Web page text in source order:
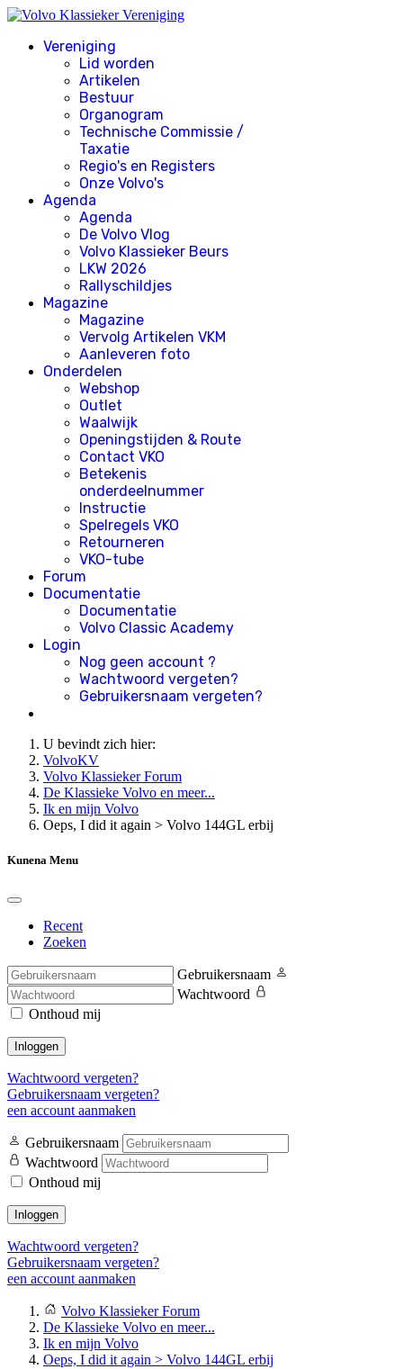
Vereniging
Lid worden
Artikelen
Bestuur
Organogram
Technische Commissie /
Taxatie
Regio's en Registers
Onze Volvo's
Agenda
Agenda
De Volvo Vlog
Volvo Klassieker Beurs
LKW 2026
Rallyschildjes
Magazine
Magazine
Vervolg Artikelen VKM
Aanleveren foto
Onderdelen
Webshop
Outlet
Waalwijk
Openingstijden & Route
Contact VKO
Betekenis
onderdeelnummer
Instructie
Spelregels VKO
Retourneren
VKO-tube
Forum
Documentatie
Documentatie
Volvo Classic Academy
Login
Nog geen account ?
Wachtwoord vergeten?
Gebruikersnaam vergeten?
U bevindt zich hier:
VolvoKV
Volvo Klassieker Forum
De Klassieke Volvo en meer...
Ik en mijn Volvo
Oeps, I did it again > Volvo 144GL erbij
Kunena Menu
Recent
Zoeken
Gebruikersnaam
Wachtwoord
Onthoud mij
Inloggen
Wachtwoord vergeten?
Gebruikersnaam vergeten?
een account aanmaken
Gebruikersnaam
Wachtwoord
Onthoud mij
Inloggen
Wachtwoord vergeten?
Gebruikersnaam vergeten?
een account aanmaken
Volvo Klassieker Forum
De Klassieke Volvo en meer...
Ik en mijn Volvo
Oeps, I did it again > Volvo 144GL erbij